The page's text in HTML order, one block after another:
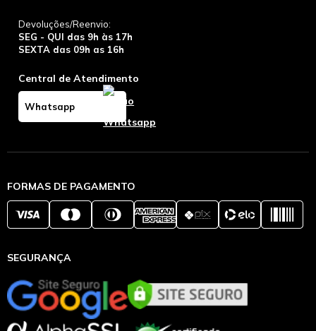
Devoluções/Reenvio:
SEG - QUI das 9h às 17h
SEXTA das 09h as 16h
Central de Atendimento
Whatsapp
FORMAS DE PAGAMENTO
SEGURANÇA